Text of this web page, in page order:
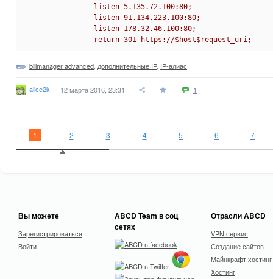
listen 5.135.72.100:80;
listen 91.134.223.100:80;
listen 178.32.46.100:80;
return 301 https://$host$request_uri;
billmanager advanced дополнительные IP, IP-алиас
alice2k 12 марта 2016, 23:31 1
1 2 3 4 5 6 7
Вы можете
Зарегистрироваться
Войти
ABCD Team в соц
сетях
Отрасли ABCD
VPN сервис
Создание сайтов
Майнкрафт хостинг
Хостинг